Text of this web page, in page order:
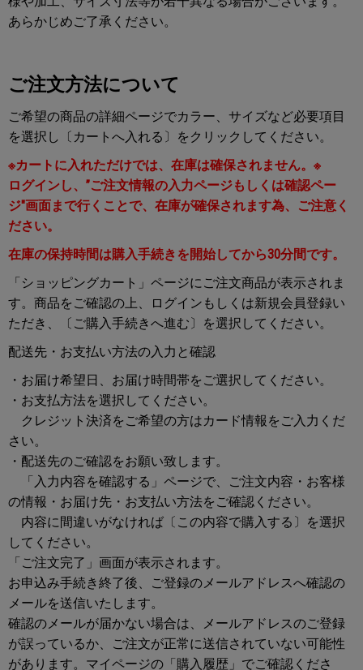
あらかじめご了承ください。
ご注文方法について
ご希望の商品の詳細ページでカラー、サイズなど必要項目
を選択し〔カートへ入れる〕をクリックしてください。
※カートに入れただけでは、在庫は確保されません。※
ログインし、”ご注文情報の入力ページもしくは確認ペー
ジ"画面まで行くことで、在庫が確保されます為、ご注意く
ださい。
在庫の保持時間は購入手続きを開始してから30分間です。
「ショッピングカート」ページにご注文商品が表示されま
す。商品をご確認の上、ログインもしくは新規会員登録い
ただき、〔ご購入手続きへ進む〕を選択してください。
配送先・お支払い方法の入力と確認
・お届け希望日、お届け時間帯をご選択してください。
・お支払方法を選択してください。
クレジット決済をご希望の方はカード情報をご入力くだ
さい。
・配送先のご確認をお願い致します。
「入力内容を確認する」ページで、ご注文内容・お客様
の情報・お届け先・お支払い方法をご確認ください。
内容に間違いがなければ〔この内容で購入する〕を選択
してください。
「ご注文完了」画面が表示されます。
お申込み手続き終了後、ご登録のメールアドレスへ確認の
メールを送信いたします。
確認のメールが届かない場合は、メールアドレスのご登録
が誤っているか、ご注文が正常に送信されていない可能性
があります。マイページの「購入履歴」でご確認くださ